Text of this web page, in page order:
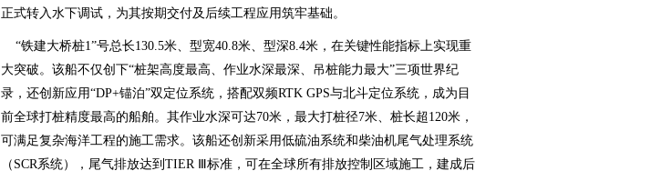
正式转入水下调试，为其按期交付及后续工程应用筑牢基础。
“铁建大桥桩1”号总长130.5米、型宽40.8米、型深8.4米，在关键性能指标上实现重
大突破。该船不仅创下“桩架高度最高、作业水深最深、吊桩能力最大”三项世界纪
录，还创新应用“DP+锚泊”双定位系统，搭配双频RTK GPS与北斗定位系统，成为目
前全球打桩精度最高的船舶。其作业水深可达70米，最大打桩径7米、桩长超120米，
可满足复杂海洋工程的施工需求。该船还创新采用低硫油系统和柴油机尾气处理系统
（SCR系统），尾气排放达到TIER Ⅲ标准，可在全球所有排放控制区域施工，建成后